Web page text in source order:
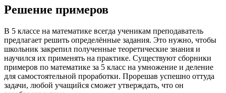
Решение примеров
В 5 классе на математике всегда ученикам преподаватель
предлагает решить определённые задания. Это нужно, чтобы
школьник закрепил полученные теоретические знания и
научился их применять на практике. Существуют сборники
примеров по математике за 5 класс на умножение и деление
для самостоятельной проработки. Прорешав успешно оттуда
задачи, любой учащийся сможет утверждать, что он